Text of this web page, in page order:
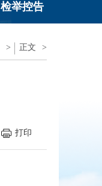
检举控告
> 正文 >
打印